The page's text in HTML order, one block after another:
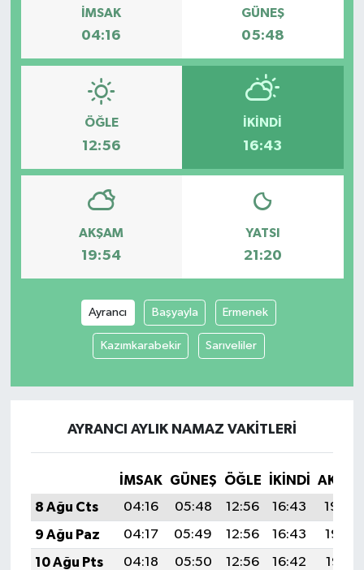
İMSAK
04:16
GÜNEŞ
05:48
ÖĞLE
12:56
İKINDI
16:43
AKŞAM
19:54
YATSI
21:20
Ayrancı Başyayla Ermenek
Kazımkarabekir Sarıveliler
AYRANCI AYLIK NAMAZ VAKITLERI
İMSAK GÜNEŞ ÖĞLE İKINDI
8 Ağu Cts
04:16 05:48 12:56 16:43
19:54
9 Ağu Paz
04:17 05:49 12:56 16:43
19:53
10 Ağu Pts
04:18 05:50 12:56 16:42
19:51